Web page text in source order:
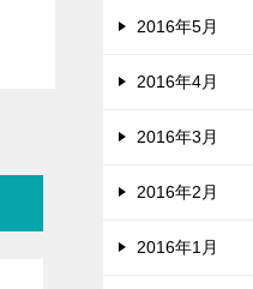
2016年5月
2016年4月
2016年3月
2016年2月
2016年1月